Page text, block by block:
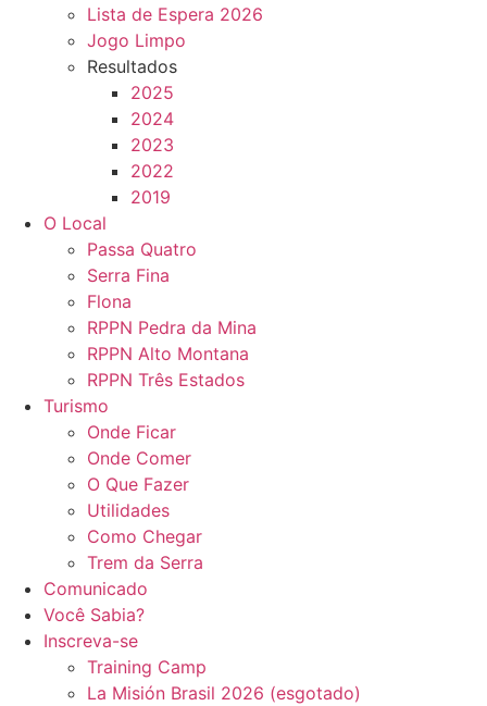
Lista de Espera 2026
Jogo Limpo
Resultados
2025
2024
2023
2022
2019
O Local
Passa Quatro
Serra Fina
Flona
RPPN Pedra da Mina
RPPN Alto Montana
RPPN Três Estados
Turismo
Onde Ficar
Onde Comer
O Que Fazer
Utilidades
Como Chegar
Trem da Serra
Comunicado
Você Sabia?
Inscreva-se
Training Camp
La Misión Brasil 2026 (esgotado)